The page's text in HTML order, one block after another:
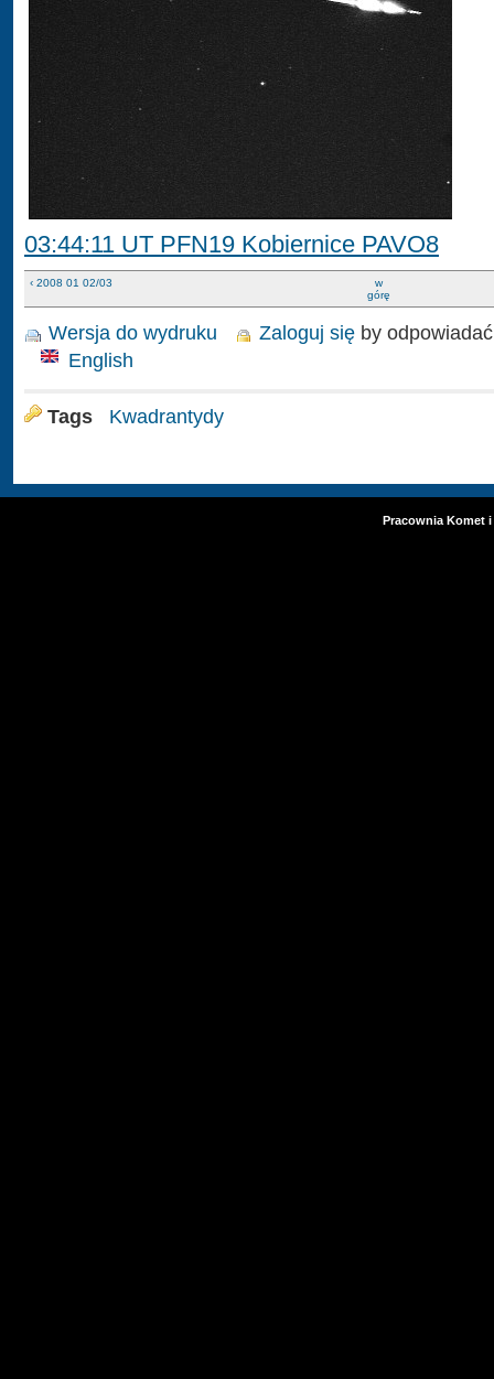
03:44:11 UT PFN19 Kobiernice PAVO8
‹ 2008 01 02/03
w
górę
Wersja do wydruku Zaloguj się by odpowiadać
English
Tags Kwadrantydy
Pracownia Komet